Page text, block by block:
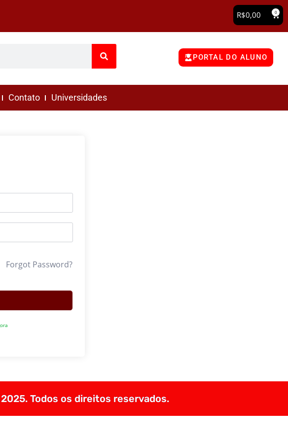
R$0,00 0
PORTAL DO ALUNO
Contato Universidades
Forgot Password?
Todos os direitos reservados.